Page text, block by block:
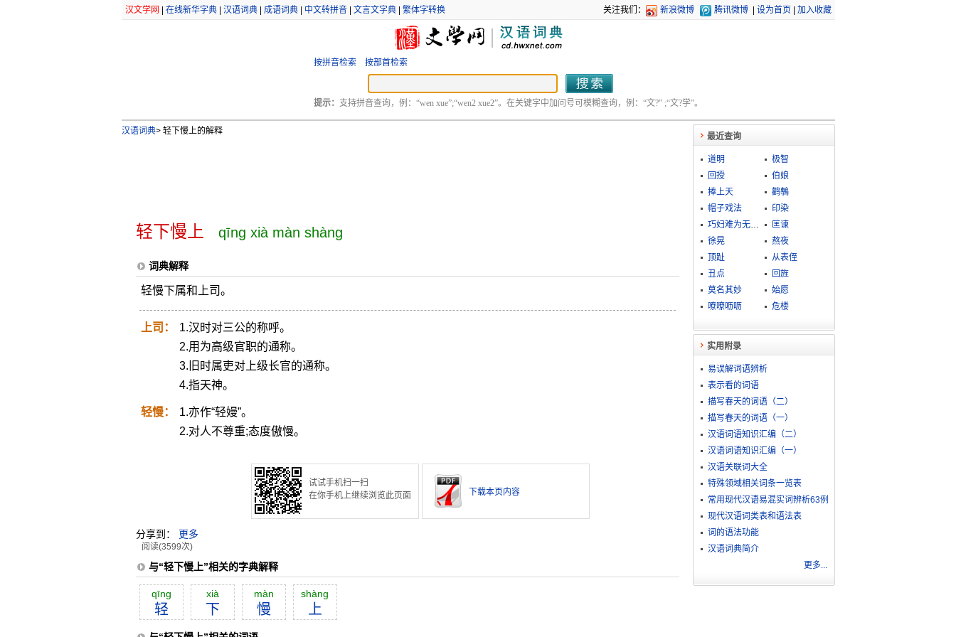
汉文学网 在线新华字典| 汉语词典| 成语词典| 中文转拼音| 文言文字典| 繁体字转换 关注我们： 新浪微博 腾讯微博 设为首页 加入收藏
按拼音检索 按部首检索
提示： 支持拼音查询，例：“wen xue”;“wen2 xue2”。在关键字中加问号可模糊查询，例：“文?” ;“文?学”。
汉语词典>轻下慢上的解释
轻下慢上 qīng xià màn shàng
词典解释
轻慢下属和上司。
上司：
1.汉时对三公的称呼。
2.用为高级官职的通称。
3.旧时属吏对上级长官的通称。
4.指天神。
轻慢：
1.亦作“轻嫚”。
2.对人不尊重;态度傲慢。
试试手机扫一扫
在你手机上继续浏览此页面
下载本页内容
分享到： 更多
阅读(3599次)
与“轻下慢上”相关的字典解释
qīng
轻
xià
下
màn
慢
shàng
上
最近查询
道明
极智
回授
伯娘
捧上天
鹳鷒
帽子戏法
印染
巧妇难为无米之炊
匡谏
徐晃
熬夜
顶趾
从表侄
丑点
回旌
莫名其妙
始愿
嘹嘹呖呖
危楼
实用附录
易误解词语辨析
表示看的词语
描写春天的词语（二）
描写春天的词语（一）
汉语词语知识汇编（二）
汉语词语知识汇编（一）
汉语关联词大全
特殊领域相关词条一览表
常用现代汉语易混实词辨析63例
现代汉语词类表和语法表
词的语法功能
汉语词典简介
更多...